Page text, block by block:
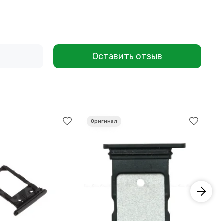
Оставить отзыв